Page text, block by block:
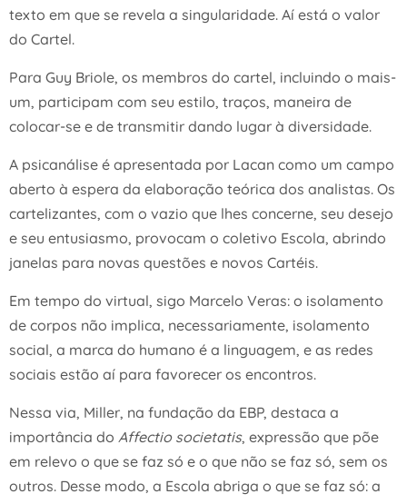
texto em que se revela a singularidade. Aí está o valor
do Cartel.
Para Guy Briole, os membros do cartel, incluindo o mais-
um, participam com seu estilo, traços, maneira de
colocar-se e de transmitir dando lugar à diversidade.
A psicanálise é apresentada por Lacan como um campo
aberto à espera da elaboração teórica dos analistas. Os
cartelizantes, com o vazio que lhes concerne, seu desejo
e seu entusiasmo, provocam o coletivo Escola, abrindo
janelas para novas questões e novos Cartéis.
Em tempo do virtual, sigo Marcelo Veras: o isolamento
de corpos não implica, necessariamente, isolamento
social, a marca do humano é a linguagem, e as redes
sociais estão aí para favorecer os encontros.
Nessa via, Miller, na fundação da EBP, destaca a
importância do Affectio societatis, expressão que põe
em relevo o que se faz só e o que não se faz só, sem os
outros. Desse modo, a Escola abriga o que se faz só: a